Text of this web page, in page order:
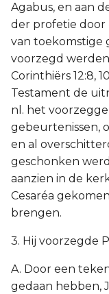
Agabus, en aan
der profetie door
van toekomstige
voorzegd
Corinthiërs 12:8,
Testament de
nl. het
gebeurtenissen,
en al
geschonken
aanzien in de
Cesaréa
brengen.
3. Hij voorzegde
A. Door een
gedaan hebben,